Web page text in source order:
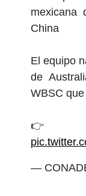
mexicana
China
El equipo
de
WBSC
—